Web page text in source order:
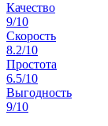
Качество
9/10
Скорость
8.2/10
Простота
6.5/10
Выгодность
9/10